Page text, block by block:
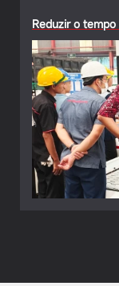
Reduzir o